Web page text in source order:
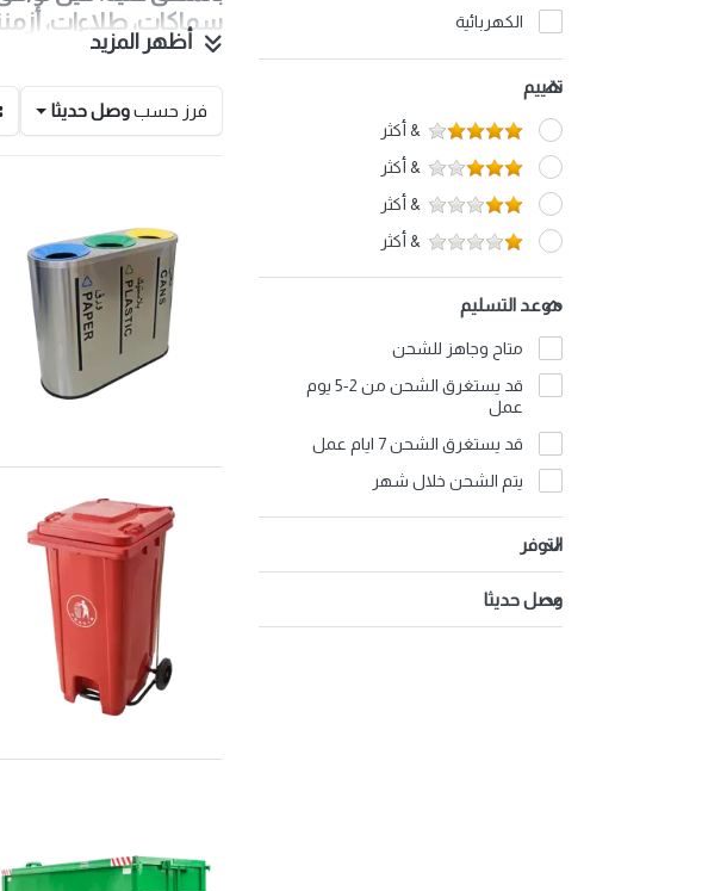
الكهربائية
البتروكيماويات
المنظفات
الأجهزة المنزلية
زيوت ومستلزمات السيارات
الحديد والألمنيوم
الشحن والخدمات اللوجستية
الإلكترونيات
الأسمدة
الأغذية
تقييم
& أكثر
& أكثر
& أكثر
& أكثر
موعد التسليم
متاح وجاهز للشحن
قد يستغرق الشحن من 2-5 يوم
عمل
قد يستغرق الشحن 7 ايام عمل
يتم الشحن خلال شهر
التوفر
وصل حديثا
سماكات، طلاءات،
بأسلوب عمل واضح
أظهر المزيد
فرز حسبوصل حديثا